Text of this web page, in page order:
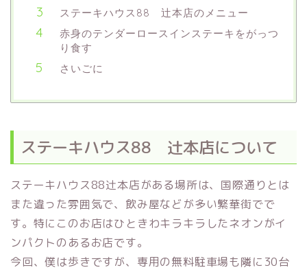
ステーキハウス88 辻本店のメニュー
赤身のテンダーロースインステーキをがっつ
り食す
さいごに
ステーキハウス88 辻本店について
ステーキハウス88辻本店がある場所は、国際通りとは
また違った雰囲気で、飲み屋などが多い繁華街でで
す。特にこのお店はひときわキラキラしたネオンがイ
ンパクトのあるお店です。
今回、僕は歩きですが、専用の無料駐車場も隣に30台